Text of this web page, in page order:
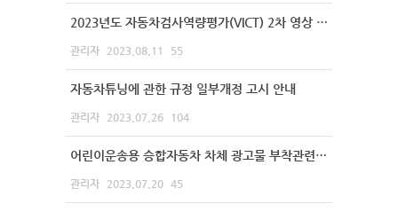
2023년도 자동차검사역량평가(VICT) 2차 영상 교육자료 배포 안내
관리자 2023.08.11 55
자동차튜닝에 관한 규정 일부개정 고시 안내
관리자 2023.07.26 104
어린이운송용 승합자동차 차체 광고물 부착관련 검사업무 안내
관리자 2023.07.20 45